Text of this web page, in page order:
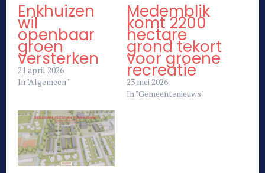
Enkhuizen
wil
openbaar
groen
versterken
21 april 2026
In "Algemeen"
Medemblik
komt 2200
hectare
grond tekort
voor groene
recreatie
23 mei 2026
In "Gemeentenieuws"